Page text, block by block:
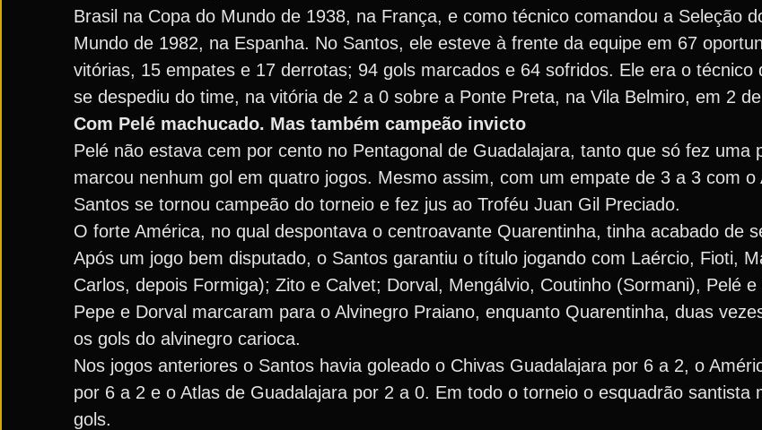
Brasil na Copa do Mundo de 1938, na França, e como técnico comandou a Seleção
Mundo de 1982, na Espanha. No Santos, ele esteve à frente da equipe em 67
vitórias, 15 empates e 17 derrotas; 94 gols marcados e 64 sofridos. Ele era o técnico
se despediu do time, na vitória de 2 a 0 sobre a Ponte Preta, na Vila Belmiro, em 2
Com Pelé machucado. Mas também campeão invicto
Pelé não estava cem por cento no Pentagonal de Guadalajara, tanto que só fez uma
marcou nenhum gol em quatro jogos. Mesmo assim, com um empate de 3 a 3 com o
Santos se tornou campeão do torneio e fez jus ao Troféu Juan Gil Preciado.
O forte América, no qual despontava o centroavante Quarentinha, tinha acabado de
Após um jogo bem disputado, o Santos garantiu o título jogando com Laércio, Fioti,
Carlos, depois Formiga); Zito e Calvet; Dorval, Mengálvio, Coutinho (Sormani), Pelé
Pepe e Dorval marcaram para o Alvinegro Praiano, enquanto Quarentinha, duas
os gols do alvinegro carioca.
Nos jogos anteriores o Santos havia goleado o Chivas Guadalajara por 6 a 2, o
por 6 a 2 e o Atlas de Guadalajara por 2 a 0. Em todo o torneio o esquadrão santista
gols.